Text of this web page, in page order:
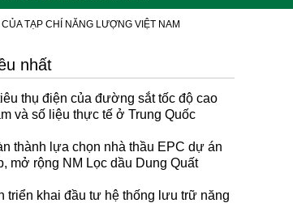
TẠP CHÍ NĂNG LƯỢNG VIỆT NAM
nhất
thụ điện của đường sắt tốc độ cao
và số liệu thực tế ở Trung Quốc
thành lựa chọn nhà thầu EPC dự án
mở rộng NM Lọc dầu Dung Quất
triển khai đầu tư hệ thống lưu trữ năng